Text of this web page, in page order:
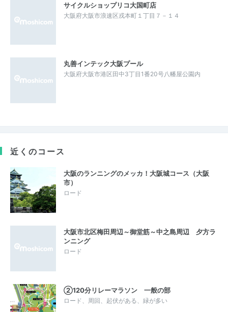
サイクルショップリコ大国町店
大阪府大阪市浪速区戎本町１丁目７－１４
丸善インテック大阪プール
大阪府大阪市港区田中3丁目1番20号八幡屋公園内
近くのコース
大阪のランニングのメッカ！大阪城コース（大阪
市）
ロード
大阪市北区梅田周辺～御堂筋～中之島周辺 夕方ラ
ンニング
ロード
②120分リレーマラソン 一般の部
ロード、周回、起伏がある、緑が多い